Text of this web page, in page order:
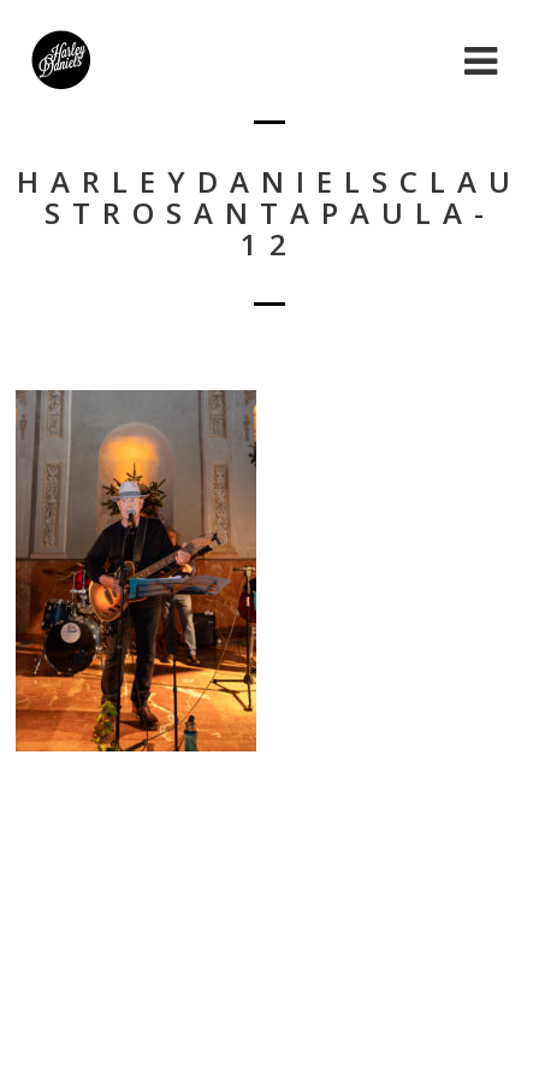
HARLEYDANIELSCLAU
STROSANTAPAULA-
12